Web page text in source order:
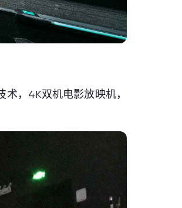
，4K双机电影放映机，